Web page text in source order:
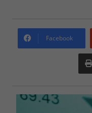
Facebook